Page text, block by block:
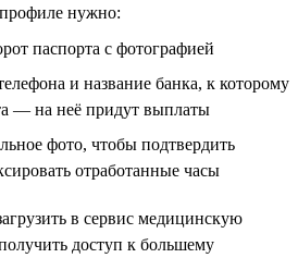
нужно:
паспорта с фотографией
и название банка, к которому
— на неё придут выплаты
фото, чтобы подтвердить
отработанные часы
в сервис медицинскую
доступ к большему